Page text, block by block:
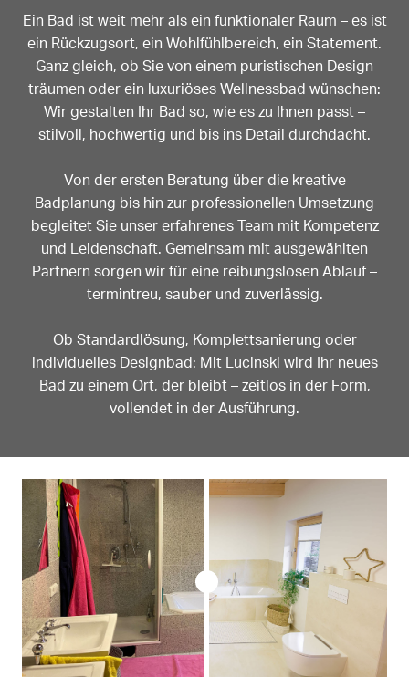
Ein Bad ist weit mehr als ein funktionaler Raum – es ist
ein Rückzugsort, ein Wohlfühlbereich, ein Statement.
Ganz gleich, ob Sie von einem puristischen Design
träumen oder ein luxuriöses Wellnessbad wünschen:
Wir gestalten Ihr Bad so, wie es zu Ihnen passt –
stilvoll, hochwertig und bis ins Detail durchdacht.
Von der ersten Beratung über die kreative
Badplanung bis hin zur professionellen Umsetzung
begleitet Sie unser erfahrenes Team mit Kompetenz
und Leidenschaft. Gemeinsam mit ausgewählten
Partnern sorgen wir für eine reibungslosen Ablauf –
termintreu, sauber und zuverlässig.
Ob Standardlösung, Komplettsanierung oder
individuelles Designbad: Mit Lucinski wird Ihr neues
Bad zu einem Ort, der bleibt – zeitlos in der Form,
vollendet in der Ausführung.